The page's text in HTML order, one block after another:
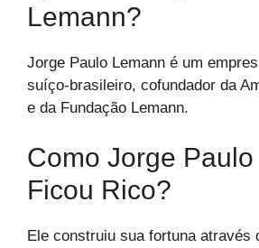
Lemann?
Jorge Paulo Lemann é um
suíço-brasileiro, cofundador da
e da Fundação Lemann.
Como Jorge
Ficou Rico?
Ele construiu sua fortuna através